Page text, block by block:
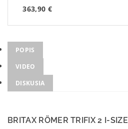
363,90 €
POPIS
VIDEO
DISKUSIA
BRITAX RÖMER TRIFIX 2 I-SIZE